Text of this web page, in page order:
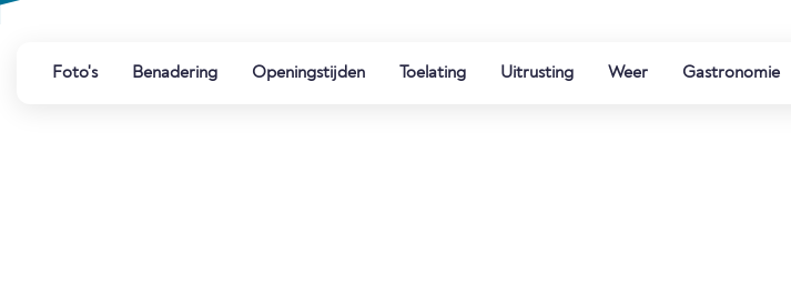
Foto's Benadering Openingstijden Toelating Uitrusting Weer Gastronomie